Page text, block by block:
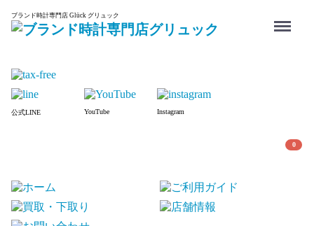
ブランド時計専門店 Glück グリュック
公式LINE YouTube Instagram
0